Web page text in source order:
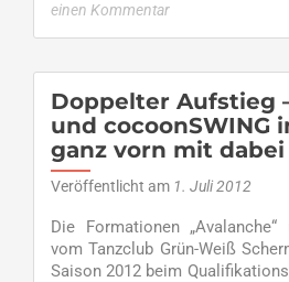
einen Kommentar
Doppelter Aufstieg
und cocoonSWING
ganz vorn mit dabei
Veröffentlicht am 1. Juli 2012
Die Formationen „Avalanche“
vom Tanzclub Grün-Weiß
Saison 2012 beim